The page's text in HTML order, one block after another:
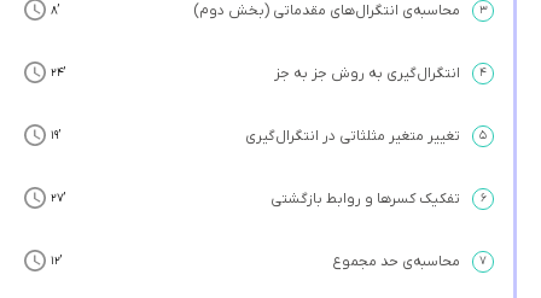
۳ محاسبه‌ی انتگرال‌های مقدماتی (بخش دوم) ’8
۴ انتگرال‌گیری به روش جز به جز ’24
۵ تغییر متغیر مثلثاتی در انتگرال‌گیری ’19
۶ تفکیک کسرها و روابط بازگشتی ’27
۷ محاسبه‌ی حد مجموع ’12